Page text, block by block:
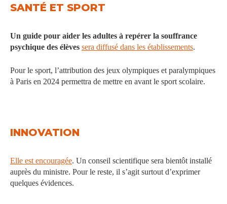
SANTÉ ET SPORT
Un guide pour aider les adultes à repérer la souffrance
psychique des élèves sera diffusé dans les établissements.
Pour le sport, l’attribution des jeux olympiques et paralympiques
à Paris en 2024 permettra de mettre en avant le sport scolaire.
INNOVATION
Elle est encouragée. Un conseil scientifique sera bientôt installé
auprès du ministre. Pour le reste, il s’agit surtout d’exprimer
quelques évidences.